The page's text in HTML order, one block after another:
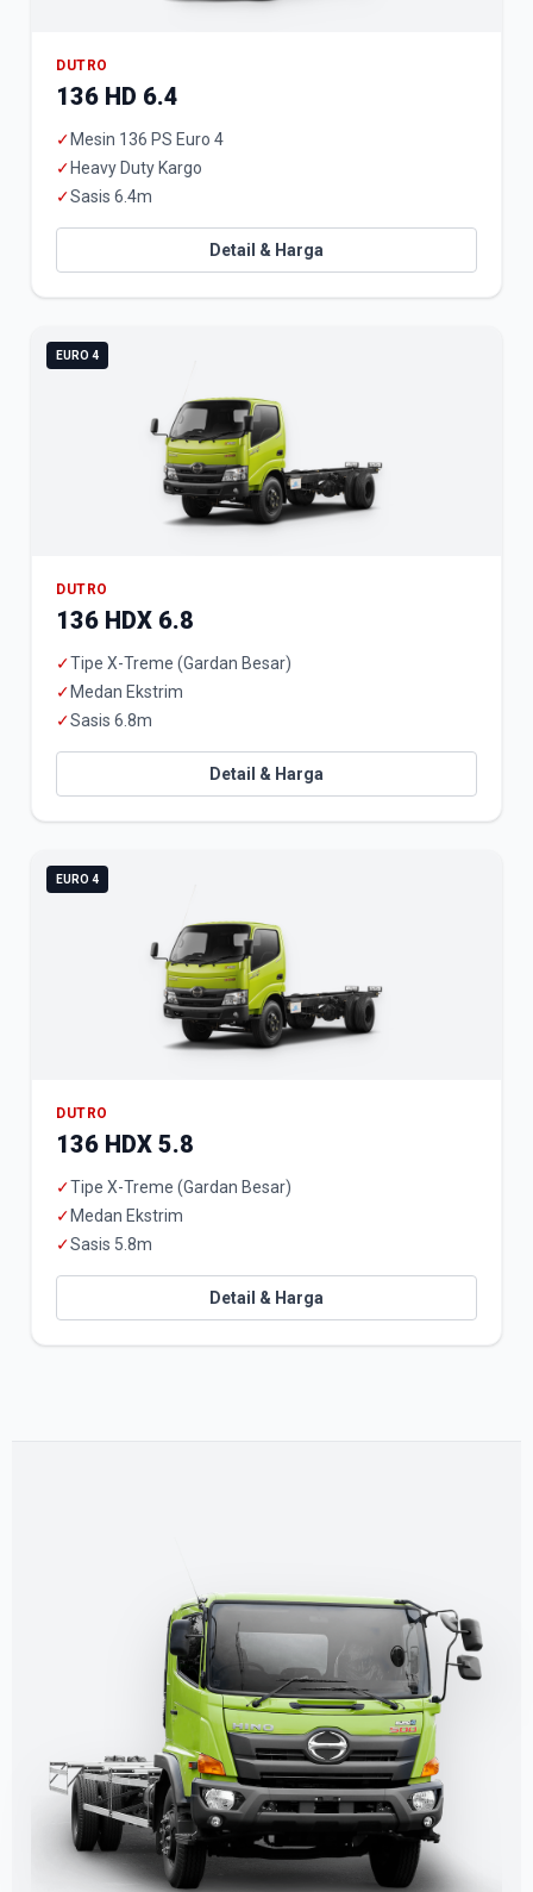
DUTRO
136 HD 6.4
✓ Mesin 136 PS Euro 4
✓ Heavy Duty Kargo
✓Sasis 6.4m
Detail & Harga
EURO 4
DUTRO
136 HDX 6.8
✓Tipe X-Treme (Gardan Besar)
✓ Medan Ekstrim
✓Sasis 6.8m
Detail & Harga
EURO 4
DUTRO
136 HDX 5.8
✓Tipe X-Treme (Gardan Besar)
✓ Medan Ekstrim
✓Sasis 5.8m
Detail & Harga